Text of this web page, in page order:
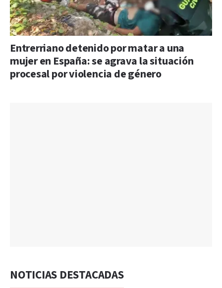
Entrerriano detenido por matar a una
mujer en España: se agrava la situación
procesal por violencia de género
NOTICIAS DESTACADAS